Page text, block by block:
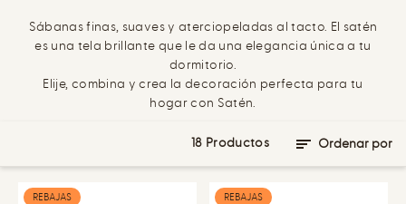
Sábanas finas, suaves y aterciopeladas al tacto. El satén
es una tela brillante que le da una elegancia única a tu
dormitorio.
Elije, combina y crea la decoración perfecta para tu
hogar con Satén.
18 Productos Ordenar por
REBAJAS REBAJAS